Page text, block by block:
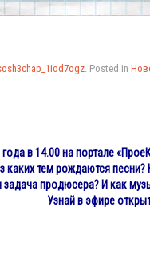
. Posted in
в 14.00 на портале «Прое
каких тем рождаются
задача продюсера? И как
Узнай в эфире